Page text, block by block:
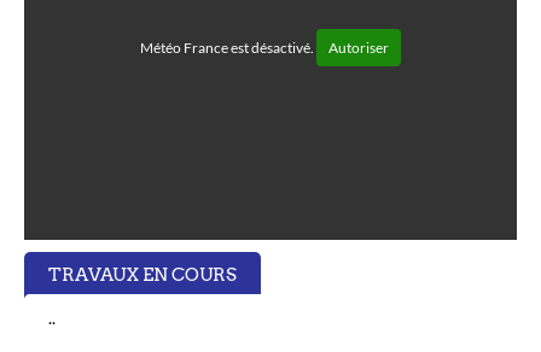
Météo France est désactivé. Autoriser
TRAVAUX EN COURS
..